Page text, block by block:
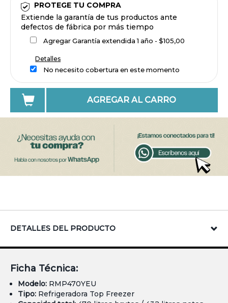
PROTEGE TU COMPRA
Extiende la garantía de tus productos ante
defectos de fábrica por más tiempo
Agregar Garantía extendida 1 año - $105,00
Detalles
No necesito cobertura en este momento
AGREGAR AL CARRO
DETALLES DEL PRODUCTO
Ficha Técnica:
Modelo: RMP470YEU
Tipo: Refrigeradora Top Freezer